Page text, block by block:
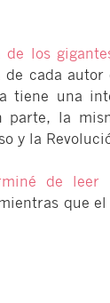
de los
cada
tiene una
parte, la
y la
de leer
que